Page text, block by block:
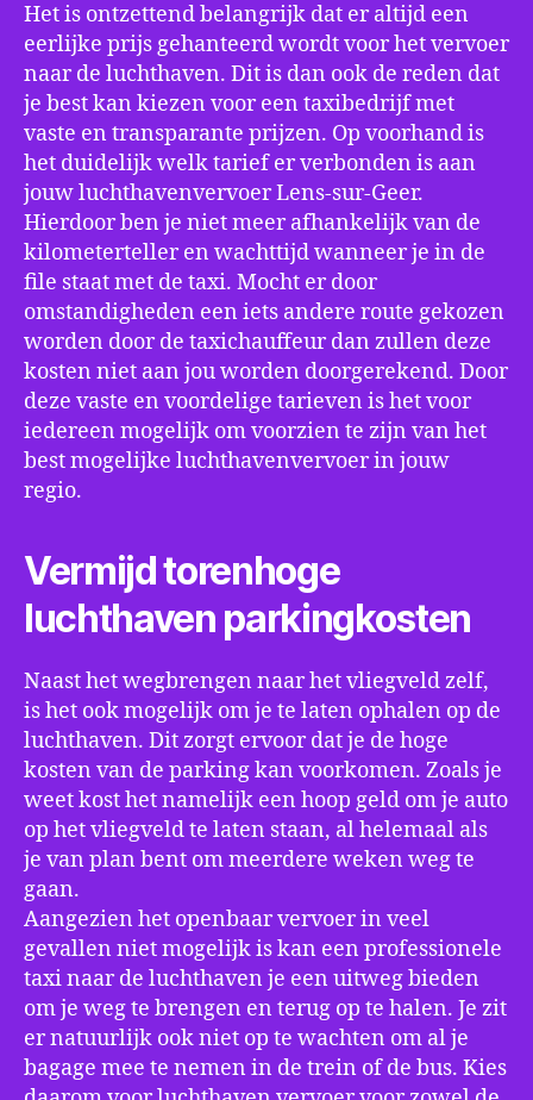
Het is ontzettend belangrijk dat er altijd een
eerlijke prijs gehanteerd wordt voor het vervoer
naar de luchthaven. Dit is dan ook de reden dat
je best kan kiezen voor een taxibedrijf met
vaste en transparante prijzen. Op voorhand is
het duidelijk welk tarief er verbonden is aan
jouw luchthavenvervoer Lens-sur-Geer.
Hierdoor ben je niet meer afhankelijk van de
kilometerteller en wachttijd wanneer je in de
file staat met de taxi. Mocht er door
omstandigheden een iets andere route gekozen
worden door de taxichauffeur dan zullen deze
kosten niet aan jou worden doorgerekend. Door
deze vaste en voordelige tarieven is het voor
iedereen mogelijk om voorzien te zijn van het
best mogelijke luchthavenvervoer in jouw
regio.
Vermijd torenhoge
luchthaven parkingkosten
Naast het wegbrengen naar het vliegveld zelf,
is het ook mogelijk om je te laten ophalen op de
luchthaven. Dit zorgt ervoor dat je de hoge
kosten van de parking kan voorkomen. Zoals je
weet kost het namelijk een hoop geld om je auto
op het vliegveld te laten staan, al helemaal als
je van plan bent om meerdere weken weg te
gaan.
Aangezien het openbaar vervoer in veel
gevallen niet mogelijk is kan een professionele
taxi naar de luchthaven je een uitweg bieden
om je weg te brengen en terug op te halen. Je zit
er natuurlijk ook niet op te wachten om al je
bagage mee te nemen in de trein of de bus. Kies